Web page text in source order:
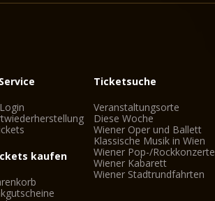
kaufen
Ticketsuche
Veranstaltungsorte
Diese Woche
Wiener Oper und Ballett
Klassische Musik in Wien
Wiener Pop-/Rockkonzerte
Wiener Kabarett
Wiener Stadtrundfahrten